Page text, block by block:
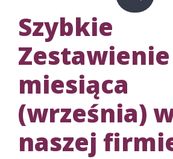
Szybkie
Zestawienie
miesiąca
(września)
naszej